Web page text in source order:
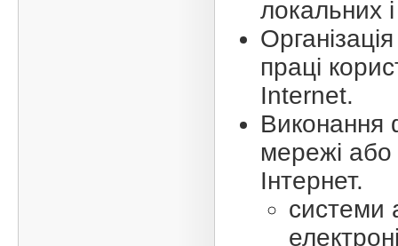
локальних
праці
Internet.
Виконання
мережі або
Інтернет.
системи